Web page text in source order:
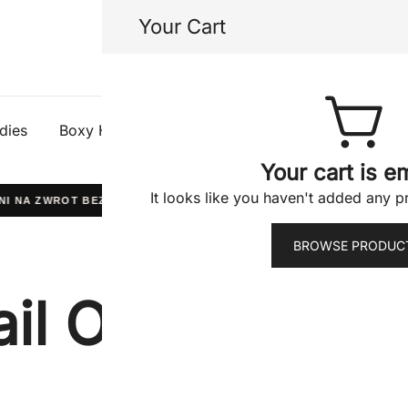
NA ZWROT BEZ PYTAŃ WYPRODUKOWANO W POLSCE
Your Cart
Your cart is
It looks like you haven't added any
BROWSE
Boxy Hoodies Jacket
Opt-in